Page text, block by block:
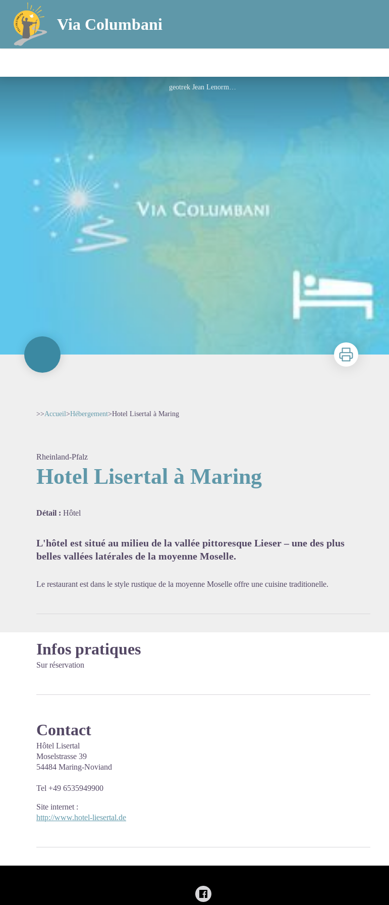
Via Columbani
geotrek Jean Lenormand
Imprimer
>>Accueil>Hébergement>Hotel Lisertal à Maring
Rheinland-Pfalz
Hotel Lisertal à Maring
Détail : Hôtel
L'hôtel est situé au milieu de la vallée pittoresque Lieser – une des plus
belles vallées latérales de la moyenne Moselle.
Le restaurant est dans le style rustique de la moyenne Moselle offre une cuisine traditionelle.
Infos pratiques
Sur réservation
Contact
Hôtel Lisertal
Moselstrasse 39
54484 Maring-Noviand
Tel +49 6535949900
Site internet :
http://www.hotel-liesertal.de